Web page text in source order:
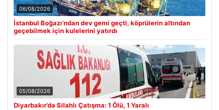
06/08/2026
İstanbul Boğazı’ndan dev gemi geçti, köprülerin altından
geçebilmek için kulelerini yatırdı
05/08/2026
Diyarbakır’da Silahlı Çatışma: 1 Ölü, 1 Yaralı